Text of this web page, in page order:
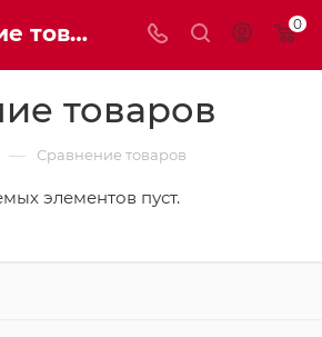
Сравнение товаров 0
товаров
— Сравнение товаров
элементов пуст.